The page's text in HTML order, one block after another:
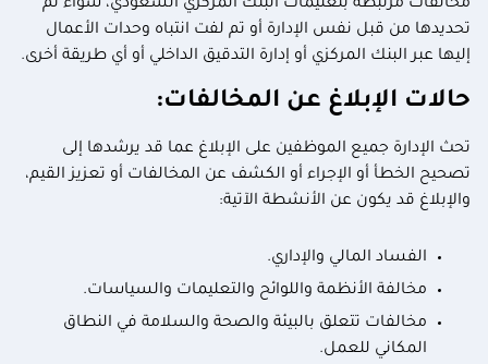
مخالفات مرتبطة بتعليمات البنك المركزي السعودي، سواء تم
تحديدها من قبل نفس الإدارة أو تم لفت انتباه وحدات الأعمال
إليها عبر البنك المركزي أو إدارة التدقيق الداخلي أو أي طريقة أخرى.
حالات الإبلاغ عن المخالفات:
تحث الإدارة جميع الموظفين على الإبلاغ عما قد يرشدها إلى
تصحيح الخطأ أو الإجراء أو الكشف عن المخالفات أو تعزيز القيم،
والإبلاغ قد يكون عن الأنشطة الآتية:
الفساد المالي والإداري.
مخالفة الأنظمة واللوائح والتعليمات والسياسات.
مخالفات تتعلق بالبيئة والصحة والسلامة في النطاق
المكاني للعمل.